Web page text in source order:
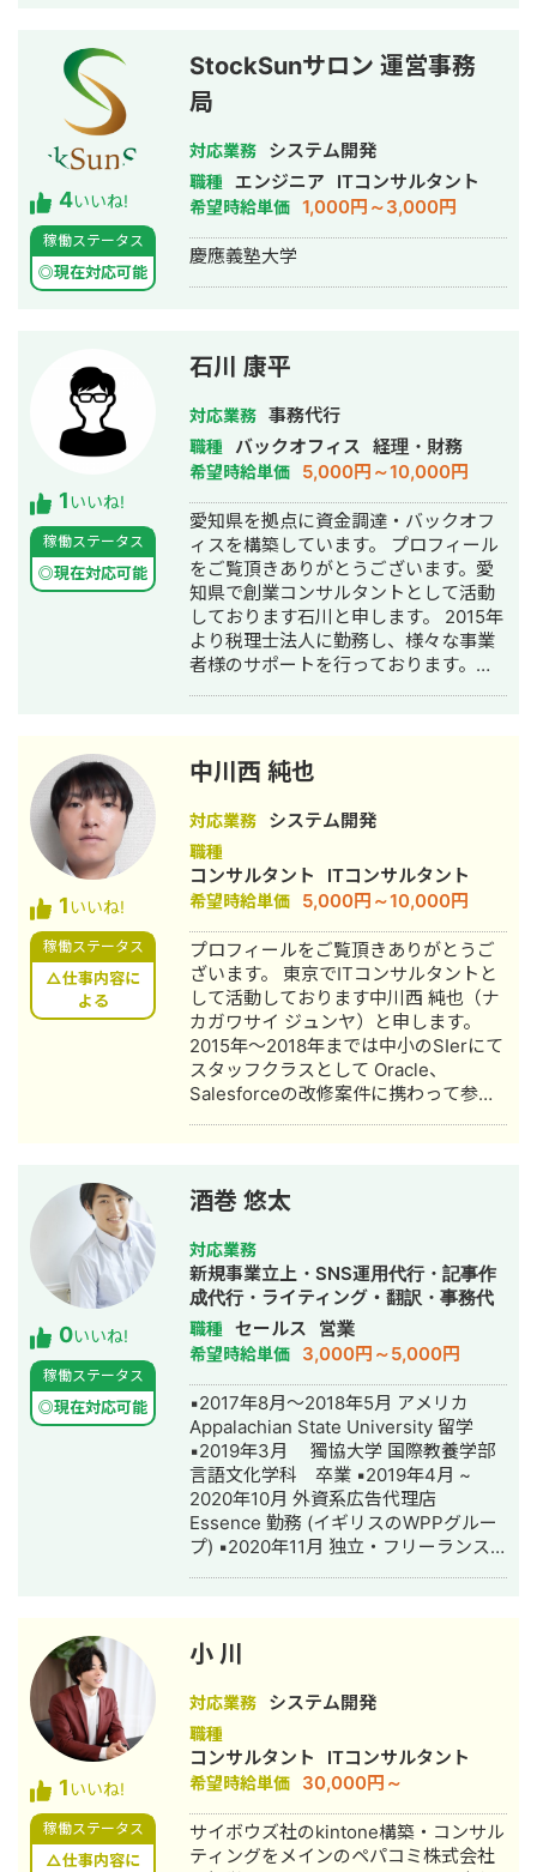
育、新入社員教育 ・営業代行、プレゼ
ン代行 ・プレゼン資料及び見積書作成
代行 ・顧客へのアフターフォロー ・営
せていただいております。 【経歴】 高
専卒業後、建設会社、防水工事会社、
大規模修繕工事会社、マンション管理
会社 （建築コンサルティング部門）を
経て独立。 【強み】 新築、土木、修
繕、改修、不動産管理、 設計、コンサ
ルティングの各職種を 17年間で経験し
とが強みです。 経験上、プロジェクト
クライアントに代わって、 発注権限を
行使できる立場でお仕事させて いただ
くこともございます。 また、原価・工
数を把握した上で 予算化する営業手法
を基本としているため 受発注した案件
が赤字になったことは ございません。
【主な受発注実績（一部）】 ・物流倉
庫屋上及び外壁改修工事 （神奈川県
横浜市） 屋上：980万円、外壁：
2,990万円 ・マンション屋根全面改修
工事 （神奈川県横浜市） ５階建、
RC造、114戸 総工費：1億2,500万円
・マンション大規模修繕工事 （東京
ンション 年間修繕コンサルティング
造、276戸
4いいね!
稼働ステータス
◎現在対応可能
StockSunサロン 運営事務
局
対応業務 システム開発
職種 エンジニア ITコンサルタント
希望時給単価 1,000円～3,000円
慶應義塾大学
1いいね!
稼働ステータス
◎現在対応可能
石川 康平
対応業務 事務代行
職種 バックオフィス 経理・財務
希望時給単価 5,000円～10,000円
愛知県を拠点に資金調達・バックオフ
ィスを構築しています。 プロフィール
をご覧頂きありがとうございます。愛
知県で創業コンサルタントとして活動
しております石川と申します。 2015年
より税理士法人に勤務し、様々な事業
者様のサポートを行っております。創
た。 2021年より資金調達コンサルタン
トとしても活動しております。最近は
主に、創業融資から2億円程度のM&A
資金調達をしています。 丁寧な仕事を
心がけていますので、よろしくお願い
申し上げます。
1いいね!
稼働ステータス
△仕事内容に
よる
中川西 純也
対応業務 システム開発
職種
コンサルタント ITコンサルタント
希望時給単価 5,000円～10,000円
プロフィールをご覧頂きありがとうご
ざいます。 東京でITコンサルタントと
して活動しております中川西 純也（ナ
カガワサイ ジュンヤ）と申します。
2015年～2018年までは中小のSIerにて
スタッフクラスとして Oracle、
Salesforceの改修案件に携わって参り
として Salesforceの導入、改修プロジ
ェクトに参画し ServiceCloudを利用し
たチャット機能の導入や受発注管理シ
ステムの構築、 SalesforceとSAPとの
データ連携の開発、 コールセンター業
務支援システムの導入を担当しまし
た。 2022年6月～12月まではアビーム
コンサルティング株式会社にて シニア
コンサルタントとして化学素材メーカ
ーへのSalesforce改修プロジェクトへ
参画し システム全体のアーキテクチャ
やデータ連携方式の構想策定を担当し
ました。 現在はITコンサルタントとし
て独立し、 Salesforceを利用したコー
ルセンター業務改善案件に従事してお
ります。
0いいね!
稼働ステータス
◎現在対応可能
酒巻 悠太
対応業務
新規事業立上・SNS運用代行・記事作
成代行・ライティング・翻訳・事務代
行・動画制作・動画編集・営業代行
職種 セールス 営業
希望時給単価 3,000円～5,000円
▪️2017年8月〜2018年5月 アメリカ
Appalachian State University 留学
▪️2019年3月 獨協大学 国際教養学部
言語文化学科 卒業 ▪️2019年4月 ~
2020年10月 外資系広告代理店
Essence 勤務 (イギリスのWPPグルー
プ) ▪️2020年11月 独立・フリーランス
告品質チェック ▪️2021年5月〜2023年
8月 - 個別指導塾を買収→経営→売却 -
ジムまとめサイトの営業〜サイト制作
- SES営業 ▪️2023年9月〜現在 新規事
業(宅配買取事業)立ち上げの案件に事業
責任者として参画し、現在運営中
1いいね!
稼働ステータス
△仕事内容に
小 川
対応業務 システム開発
職種
コンサルタント ITコンサルタント
希望時給単価 30,000円～
サイボウズ社のkintone構築・コンサル
ティングをメインのペパコミ株式会社